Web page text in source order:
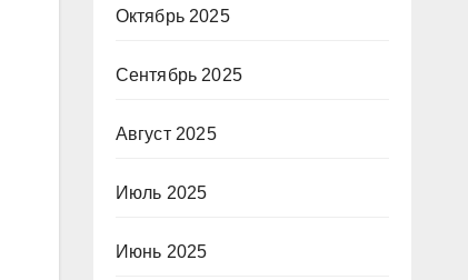
Октябрь 2025
Сентябрь 2025
Август 2025
Июль 2025
Июнь 2025